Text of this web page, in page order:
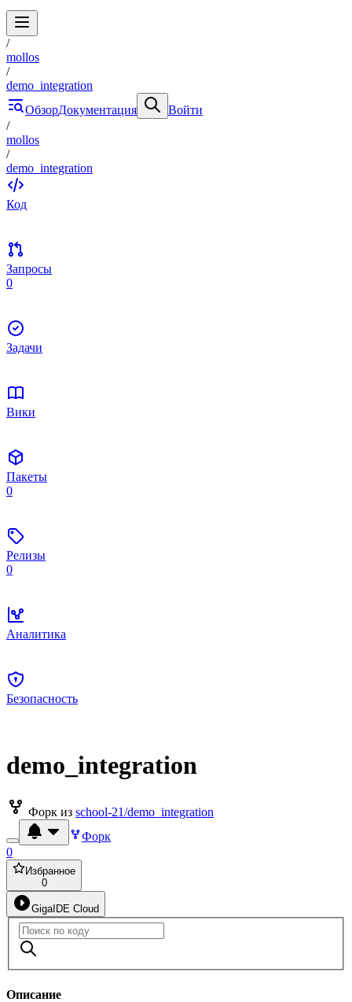
/
mollos
/
demo_integration
ОбзорДокументация
Войти
/
mollos
/
demo_integration
Код
Запросы
0
Задачи
Вики
Пакеты
0
Релизы
0
Аналитика
Безопасность
demo_integration
Форк из school-21/demo_integration
Форк
0
Избранное
0
GigaIDE Cloud
Описание